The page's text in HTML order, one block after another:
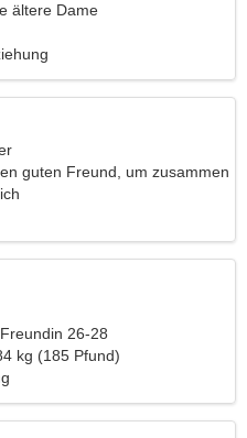
ältere Dame
guten Freund, um zusammen
26-28
kg (185 Pfund)